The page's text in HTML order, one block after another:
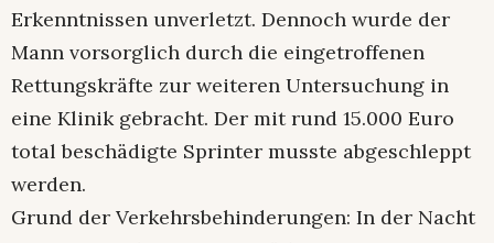
Erkenntnissen unverletzt. Dennoch wurde der
Mann vorsorglich durch die eingetroffenen
Rettungskräfte zur weiteren Untersuchung in
eine Klinik gebracht. Der mit rund 15.000 Euro
total beschädigte Sprinter musste abgeschleppt
werden.
Grund der Verkehrsbehinderungen: In der Nacht